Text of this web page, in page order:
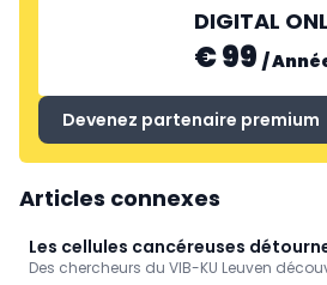
DIGITAL
€ 99 /
Devenez partenaire premium
Articles connexes
Les cellules cancéreuses
foie pour tromper le système
Des chercheurs du VIB-KU Leuven